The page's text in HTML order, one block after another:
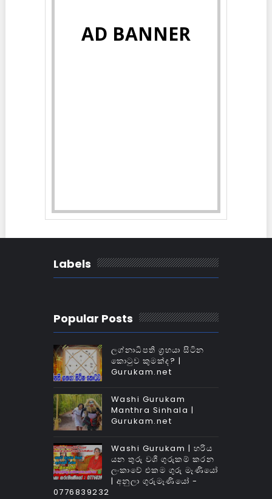
AD BANNER
Labels
Popular Posts
ලග්නාධිපති ග්‍රහයා සිටින
කොටුව කුමක්‌ද? |
Gurukam.net
Washi Gurukam
Manthra Sinhala |
Gurukam.net
Washi Gurukam | හරිය
යන තුරු වශී ගුරුකම් කරන
ලංකාවේ එකම ගුරු මෑණියෝ
| අනුලා ගුරුමෑණියෝ -
0776839232